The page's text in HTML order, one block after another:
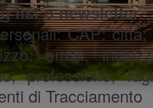
list o newsletter
CAP;
email;
professione;
di Tracciamento